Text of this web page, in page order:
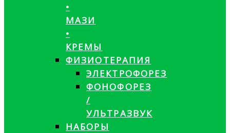
•
МАЗИ
•
КРЕМЫ
ФИЗИОТЕРАПИЯ
ЭЛЕКТРОФОРЕЗ
ФОНОФОРЕЗ
/
УЛЬТРАЗВУК
НАБОРЫ